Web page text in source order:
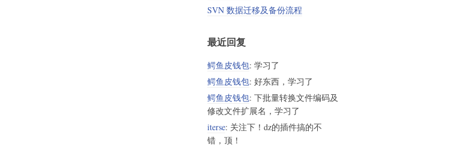
SVN 数据迁移及备份流程
最近回复
鳄鱼皮钱包: 学习了
鳄鱼皮钱包: 好东西，学习了
鳄鱼皮钱包: 下批量转换文件编码及
修改文件扩展名，学习了
iterse: 关注下！dz的插件搞的不
错，顶！